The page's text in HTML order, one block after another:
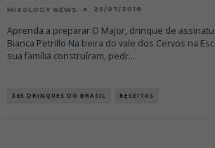
MIXOLOGY NEWS 25/07/2018
Aprenda a preparar O Major, drinque de
Bianca Petrillo Na beira do vale dos Cervos na
sua família construíram, pedr...
365 DRINQUES DO BRASIL RECEITAS